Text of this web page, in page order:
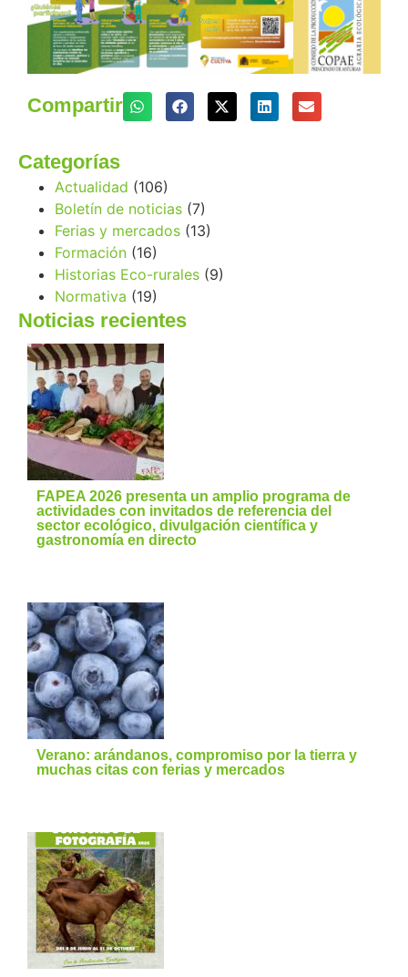
Compartir
Categorías
Actualidad (106)
Boletín de noticias (7)
Ferias y mercados (13)
Formación (16)
Historias Eco-rurales (9)
Normativa (19)
Noticias recientes
FAPEA 2026 presenta un amplio programa de
actividades con invitados de referencia del
sector ecológico, divulgación científica y
gastronomía en directo
Verano: arándanos, compromiso por la tierra y
muchas citas con ferias y mercados